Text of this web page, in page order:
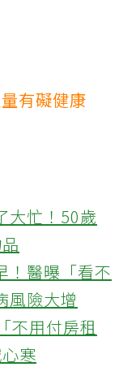
有礙健康
大忙！50歲
！醫曝「看不
風險大增
不用付房租
寒